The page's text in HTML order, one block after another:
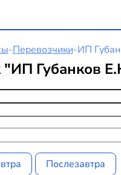
-Перевозчики-ИП
"ИП Губанков
Послезавтра